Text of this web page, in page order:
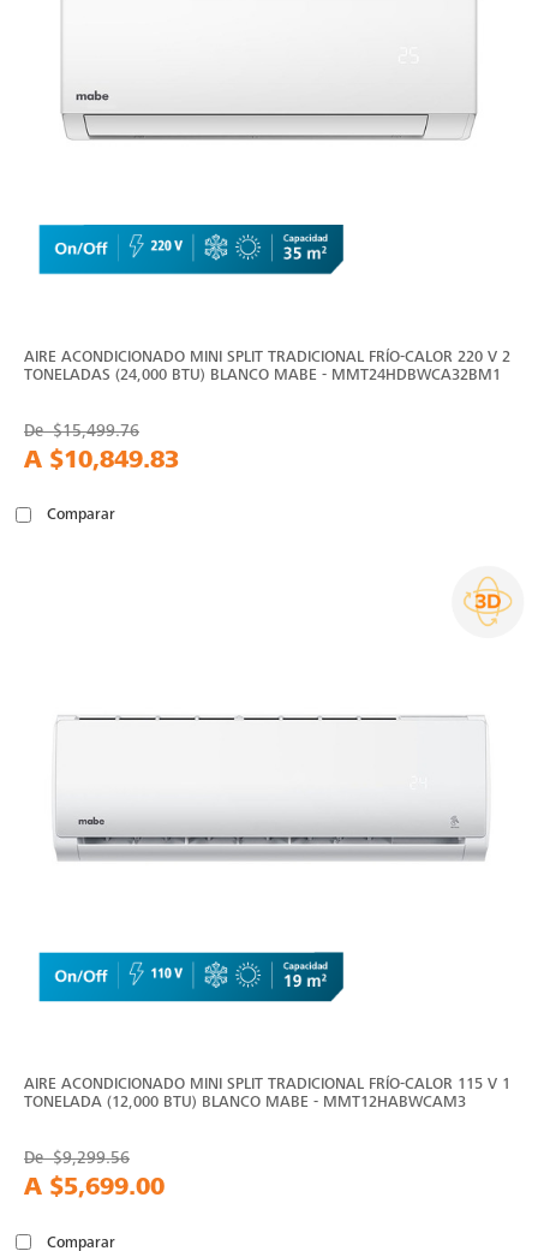
AIRE ACONDICIONADO MINI SPLIT TRADICIONAL FRÍO-CALOR 220 V 2
TONELADAS (24,000 BTU) BLANCO MABE - MMT24HDBWCA32BM1
De$15,499.76
A $10,849.83
Comparar
AIRE ACONDICIONADO MINI SPLIT TRADICIONAL FRÍO-CALOR 115 V 1
TONELADA (12,000 BTU) BLANCO MABE - MMT12HABWCAM3
De$9,299.56
A $5,699.00
Comparar